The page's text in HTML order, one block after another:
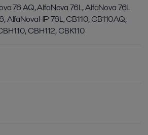
76 AQ, AlfaNova 76L, AlfaNova 76L
AlfaNovaHP 76L, CB110, CB110AQ,
CBH112, CBK110